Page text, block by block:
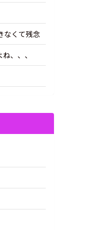
なくて残念
、、、